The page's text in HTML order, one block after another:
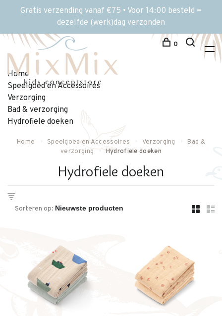
Gratis verzending vanaf €75 • Voor 14:00 besteld =
dezelfde (werk)dag verzonden
0
Home
Speelgoed en Accessoires
Verzorging
Bad & verzorging
Hydrofiele doeken
Home Speelgoed en Accessoires Verzorging
Bad &
verzorging
Hydrofiele doeken
Hydrofiele doeken
Sorteren op: